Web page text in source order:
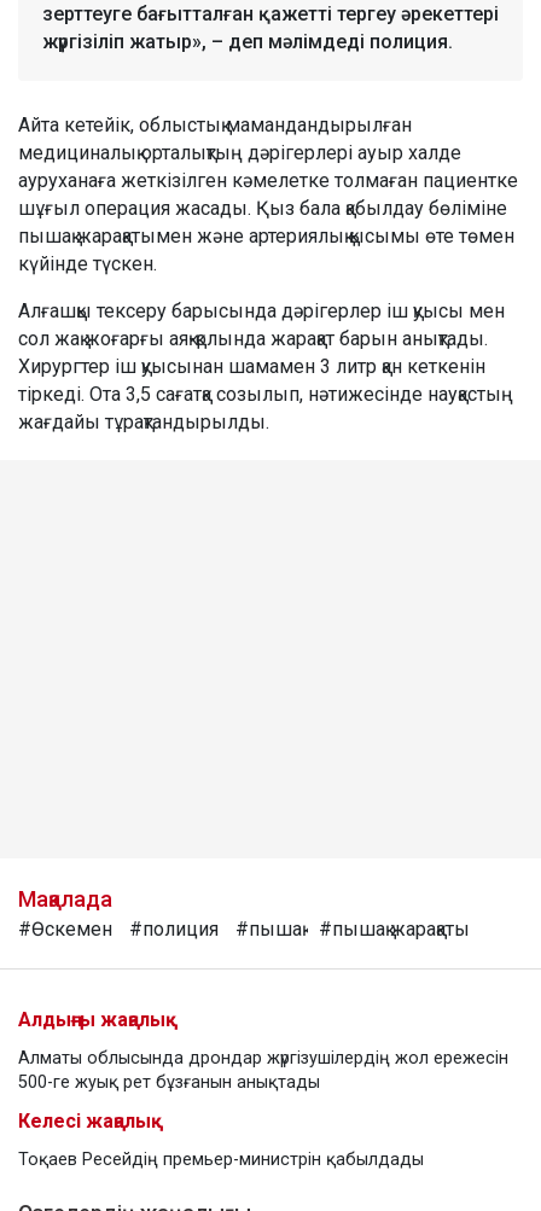
зерттеуге бағытталған қажетті тергеу әрекеттері
жүргізіліп жатыр», – деп мәлімдеді полиция.
Айта кетейік, облыстық мамандандырылған
медициналық орталықтың дәрігерлері ауыр халде
ауруханаға жеткізілген кәмелетке толмаған пациентке
шұғыл операция жасады. Қыз бала қабылдау бөліміне
пышақ жарақатымен және артериялық қысымы өте төмен
күйінде түскен.
Алғашқы тексеру барысында дәрігерлер іш қуысы мен
сол жақ жоғарғы аяқ-қолында жарақат барын анықтады.
Хирургтер іш қуысынан шамамен 3 литр қан кеткенін
тіркеді. Ота 3,5 сағатқа созылып, нәтижесінде науқастың
жағдайы тұрақтандырылды.
Мақалада
#Өскемен #полиция #пышақ #пышақ жарақаты
Алдыңғы жаңалық
Алматы облысында дрондар жүргізушілердің жол ережесін
500-ге жуық рет бұзғанын анықтады
Келесі жаңалық
Тоқаев Ресейдің премьер-министрін қабылдады